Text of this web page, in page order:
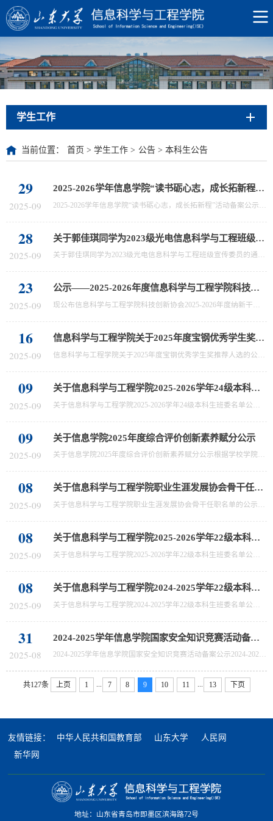
学生工作
当前位置： 首页 > 学生工作 > 公告 > 本科生公告
29
2025-09
2025-2026学年信息学院“读书砺心志，成长拓新程”活动备案公示
28
2025-09
关于郭佳琪同学为2023级光电信息科学与工程班级宣传委员的通知
关于郭佳琪同学为2023级光电信息科学与工程班级宣传委员的通知结合2023级光电信息科学与工程班级建设实际情况，经学院审核，于9月28日起正式任命郭佳琪同学为2023级光电信息科学与工程班级宣传委员，特此公示。公示期为2025年9月28日至9月30日，如对该审核结果有任何异议，请及时向山东大学信息科学与工程学院学生工作办公室反映，联系电话:0532-58630705。山东大学信息科学与工程学院学生工作办公室2025年9月28
23
2025-09
公示——2025-2026年度信息科学与工程学院科技创新协会纳新成员名单
现公布信息科学与工程学院科技创新协会2025-2026年度纳新干事成员：科技部姜胜林 王学泰 王嘉琪 刘朝阳刘珂嘉 王景萱 孙文东 柏雨荷秘书处牛一茹 桑浩艺 常洪峥 葛语墨孙悦笑 鲁秋实 李金峰 李光哲宣传部张硕 柯例言 袁思艺袁艺玮 刘先楷 王梓瑞培训处刘容菲 蒋镇泽 段庆恩祝思蕙 朱李傲 周君竹公示时间为：9月23日-9月25日。公示期间如有异议，请向信息科学与工程学院团委反馈。联系人：高老师 0532-58630705共青团山东大学信...
16
2025-09
信息科学与工程学院关于2025年度宝钢优秀学生奖推荐人选的公示
信息科学与工程学院关于2025年度宝钢优秀学生奖推荐人选的公示根据《2025年度宝钢教育奖评审工作通知》以及学校工作安排，经学院审核，现将信息科学与工程学院关于2025年度宝钢优秀学生奖推荐人选公示如下：王伟豹公示期为2025年9月16日至9月17日，如对该审核结果有任何异议，请及时向山东大学信息科学与工程学院学生工作办公室反映，联系电话:0532-58630705。山东大学信息科学与工程学院学生工作办公室2025年9月16
09
2025-09
关于信息科学与工程学院2025-2026学年24级本科生班委名单公示
09
2025-09
关于信息学院2025年度综合评价创新素养赋分公示
关于信息学院2025年度综合评价创新素养赋分公示根据学校学院的有关规定，经个人申报、学院初评，确定信息学院部分同学获得2025年度论文类和竞赛类科研创新学分，现予以公示（见附件）。公示期为9月9日-9月11日上午10点。如有异议，请咨询信息学院学生工作办公室。联系电话：0532-58630705 山东大学信息科学与工程学院 2025年9月9
08
2025-09
关于信息科学与工程学院职业生涯发展协会骨干任职名单的公示
关于信息科学与工程学院职业生涯发展协会骨干任职名单的公示为保障信息科学与工程学院职业生涯发展协会（以下简称“协会”）各项工作有序开展，充分发挥学生组织服务学生成长、助力职业发展的作用，任命以下同学为信息科学与工程学院职业生涯发展协会干部。主席罗一涵 杨硕部长团宣传部部长 秦文通策划部部长 沈誉组织部部长 王维宁公示期为2025年9月8日至2025年9月9日。公示期间，若有异议，请向N5-402学生工作办公室反映。信...
08
2025-09
关于信息科学与工程学院2025-2026学年22级本科生班委名单公示
关于信息科学与工程学院2025-2026学年22级本科生班委名单公示为进一步加强班级建设，充分发挥班委在学生自我管理、自我服务中的核心作用，根据学院本科生班级管理工作安排及相关选拔流程，经个人申报、班级民主推荐与学院审核，现将信息科学与工程学院2022级本科生各班班委名单予以公示。 公示期为2025年9月8日至2025年9月9日。 公示期间，若有异议，请向N5-402学生工作办公室反映。信息科学与工程学院2025年9月8
08
2025-09
关于信息科学与工程学院2024-2025学年22级本科生班委名单公示
31
2025-08
2024-2025学年信息学院国家安全知识竞赛活动备案公示
2024-2025学年信息学院国家安全知识竞赛活动备案公示2024-2025学年信息学院国家安全知识竞赛活动备案已确认，现予公示如下（见附件）： 2024-2025学年信息学院国家安全知识竞赛成绩.xls公示期为2025年8月31日至9月2日，如对该审核结果有任何异议，请及时向山东大学信息科学与工程学院学生工作办公室反映，联系电话:0532-58630705。山东大学信息科学与工程学院学生工作办公室2025年8月31
共127条 上页 1 ... 7 8 9 10 11 ... 13 下页
友情链接： 中华人民共和国教育部 山东大学
人民网
新华网
地址：山东省青岛市即墨区滨海路72号